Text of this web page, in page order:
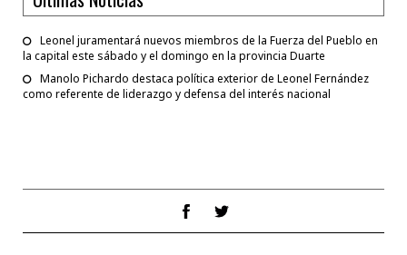
Leonel juramentará nuevos miembros de la Fuerza del Pueblo en
la capital este sábado y el domingo en la provincia Duarte
Manolo Pichardo destaca política exterior de Leonel Fernández
como referente de liderazgo y defensa del interés nacional